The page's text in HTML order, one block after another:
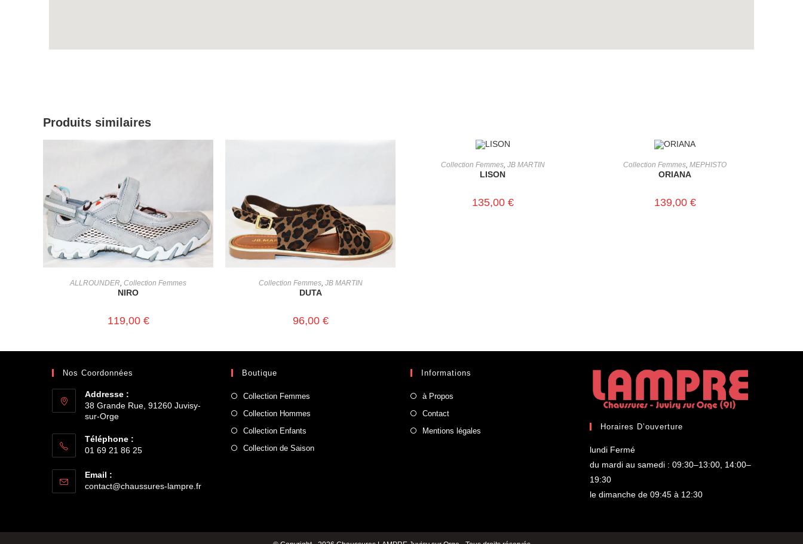
Produits similaires
CHOIX DES OPTIONS
ALLROUNDER Collection Femmes
NIRO
119,00 €
CHOIX DES OPTIONS
Collection Femmes, JB MARTIN
DUTA
96,00 €
CHOIX DES OPTIONS
Collection Femmes, JB MARTIN
LISON
135,00 €
CHOIX DES OPTIONS
Collection Femmes, MEPHISTO
ORIANA
139,00 €
Nos Coordonnées
Addresse :
38 Grande Rue, 91260 Juvisy-
sur-Orge
Téléphone :
01 69 21 86 25
Email :
contact@chaussures-lampre.fr
Boutique
Collection Femmes
Collection Hommes
Collection Enfants
Collection de Saison
Informations
à Propos
Contact
Mentions légales
Horaires D’ouverture
lundi Fermé
du mardi au samedi : 09:30–13:00, 14:00–
19:30
le dimanche de 09:45 à 12:30